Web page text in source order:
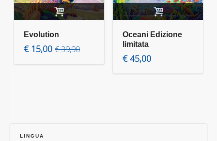
Aggiungi al carrello
Evolution
€39,90
Il prezzo originale era: € 39,90.
€15,00Il prezzo attuale è: € 15,00.
Aggiungi al carrello
Oceani Edizione
limitata
€45,00
LINGUA